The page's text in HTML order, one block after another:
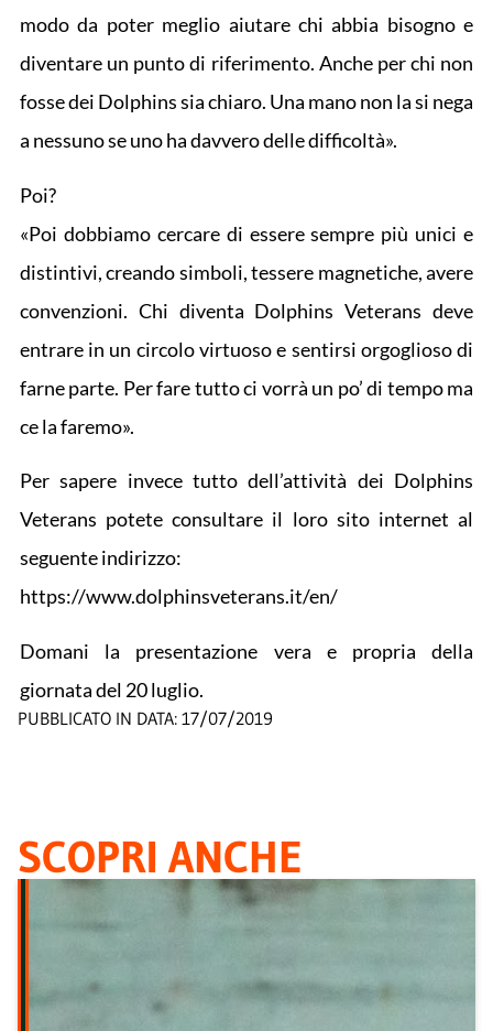
modo da poter meglio aiutare chi abbia bisogno e
diventare un punto di riferimento. Anche per chi non
fosse dei Dolphins sia chiaro. Una mano non la si nega
a nessuno se uno ha davvero delle difficoltà».
Poi?
«Poi dobbiamo cercare di essere sempre più unici e
distintivi, creando simboli, tessere magnetiche, avere
convenzioni. Chi diventa Dolphins Veterans deve
entrare in un circolo virtuoso e sentirsi orgoglioso di
farne parte. Per fare tutto ci vorrà un po’ di tempo ma
ce la faremo».
Per sapere invece tutto dell’attività dei Dolphins
Veterans potete consultare il loro sito internet al
seguente indirizzo:
https://www.dolphinsveterans.it/en/
Domani la presentazione vera e propria della
giornata del 20 luglio.
PUBBLICATO IN DATA: 17/07/2019
SCOPRI ANCHE